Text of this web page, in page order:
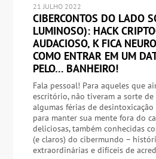
21 JULHO 2022
CIBERCONTOS DO LADO
LUMINOSO): HACK
AUDACIOSO, K FICA
COMO ENTRAR EM UM
PELO… BANHEIRO!
Fala pessoal! Para aqueles que
escritório, não tiveram a sorte
algumas férias de
para manter sua mente fora do
deliciosas, também conhecidas
(e claros) do cibermundo –
extraordinárias e difíceis de